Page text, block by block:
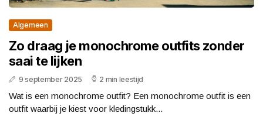
Algemeen
Zo draag je monochrome outfits zonder
saai te lijken
9 september 2025 2 min leestijd
Wat is een monochrome outfit? Een monochrome outfit is een
outfit waarbij je kiest voor kledingstukk...